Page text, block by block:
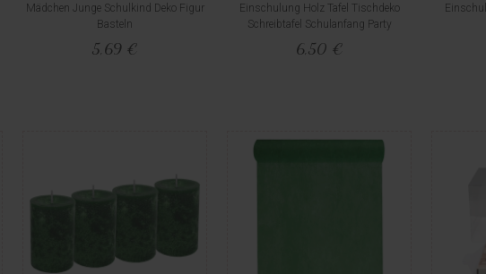
Mädchen Junge Schulkind Deko Figur
Basteln
5,69 €
Einschulung Holz Tafel Tischdeko
Schreibtafel Schulanfang Party
6,50 €